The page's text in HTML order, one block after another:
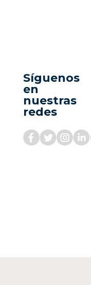
Síguenos
en
nuestras
redes